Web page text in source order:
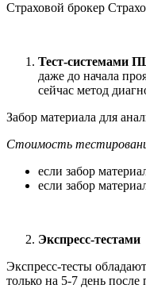
Страховой брокер
Тест-системами
даже до начала
сейчас метод
Забор материала для
Стоимость
если забор
если забор
Экспресс-тестами
Экспресс-тесты
только на 5-7 день